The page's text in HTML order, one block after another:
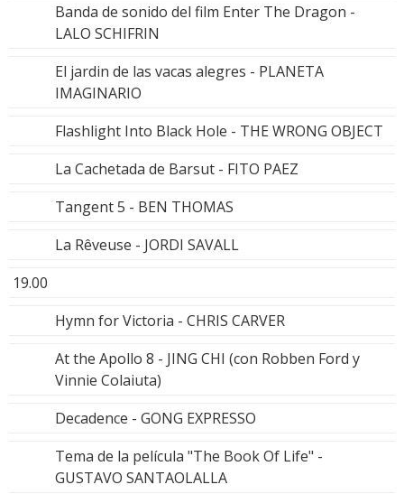
Banda de sonido del film Enter The Dragon -
LALO SCHIFRIN
El jardin de las vacas alegres - PLANETA
IMAGINARIO
Flashlight Into Black Hole - THE WRONG OBJECT
La Cachetada de Barsut - FITO PAEZ
Tangent 5 - BEN THOMAS
La Rêveuse - JORDI SAVALL
19.00
Hymn for Victoria - CHRIS CARVER
At the Apollo 8 - JING CHI (con Robben Ford y
Vinnie Colaiuta)
Decadence - GONG EXPRESSO
Tema de la película "The Book Of Life" -
GUSTAVO SANTAOLALLA